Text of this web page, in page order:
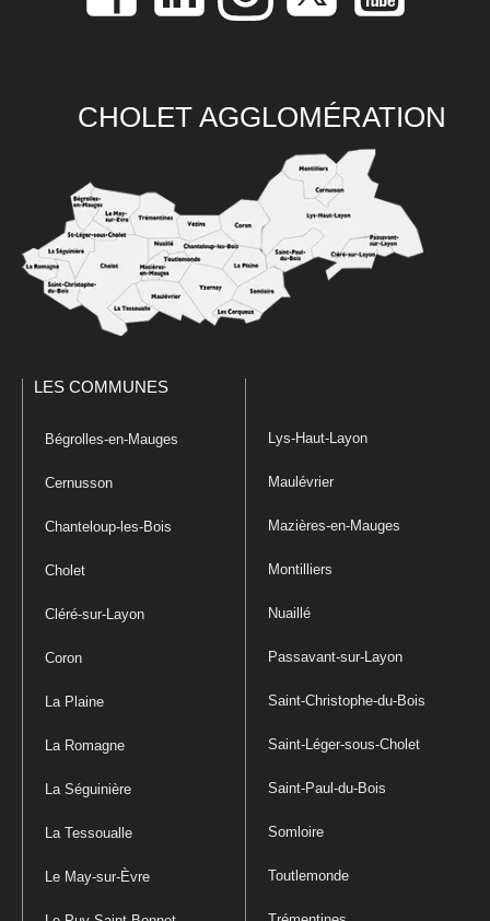
CHOLET AGGLOMÉRATION
LES COMMUNES
Bégrolles-en-Mauges
Cernusson
Chanteloup-les-Bois
Cholet
Cléré-sur-Layon
Coron
La Plaine
La Romagne
La Séguinière
La Tessoualle
Le May-sur-Èvre
Lys-Haut-Layon
Maulévrier
Mazières-en-Mauges
Montilliers
Nuaillé
Passavant-sur-Layon
Saint-Christophe-du-Bois
Saint-Léger-sous-Cholet
Saint-Paul-du-Bois
Somloire
Toutlemonde